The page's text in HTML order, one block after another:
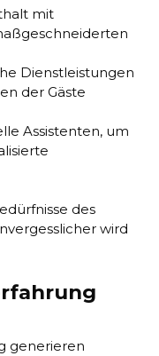
mit
Dienstleistungen
der Gäste
Assistenten, um
des
wird
generieren